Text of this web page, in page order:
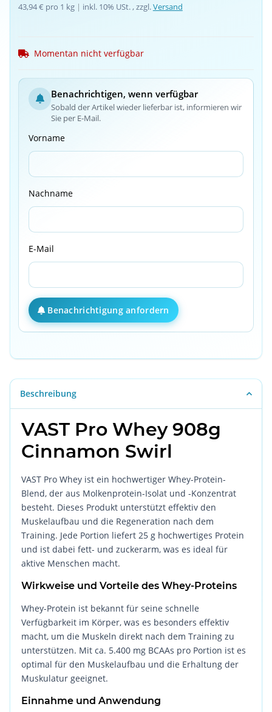
43,94 € pro 1 kg | inkl. 10% USt. , zzgl.Versand
Momentan nicht verfügbar
Benachrichtigen, wenn verfügbar
Sobald der Artikel wieder lieferbar ist, informieren wir
Sie per E-Mail.
Vorname
Nachname
E-Mail
Benachrichtigung anfordern
Beschreibung
VAST Pro Whey 908g
Cinnamon Swirl
VAST Pro Whey ist ein hochwertiger Whey-Protein-
Blend, der aus Molkenprotein-Isolat und -Konzentrat
besteht. Dieses Produkt unterstützt effektiv den
Muskelaufbau und die Regeneration nach dem
Training. Jede Portion liefert 25 g hochwertiges Protein
und ist dabei fett- und zuckerarm, was es ideal für
aktive Menschen macht.
Wirkweise und Vorteile des Whey-Proteins
Whey-Protein ist bekannt für seine schnelle
Verfügbarkeit im Körper, was es besonders effektiv
macht, um die Muskeln direkt nach dem Training zu
unterstützen. Mit ca. 5.400 mg BCAAs pro Portion ist es
optimal für den Muskelaufbau und die Erhaltung der
Muskulatur geeignet.
Einnahme und Anwendung